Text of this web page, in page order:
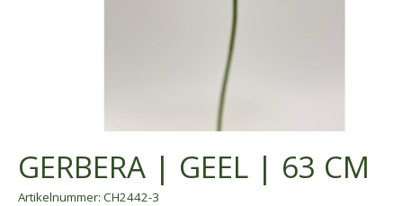
GERBERA | GEEL | 63 CM
Artikelnummer: CH2442-3